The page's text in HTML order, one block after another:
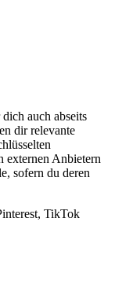
auch abseits
dir relevante
externen Anbietern
sofern du deren
TikTok